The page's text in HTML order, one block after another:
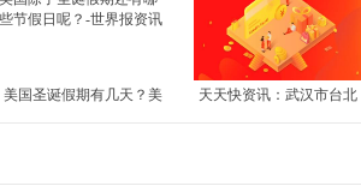
美国圣诞假期有几天？美
天天快资讯：武汉市台北